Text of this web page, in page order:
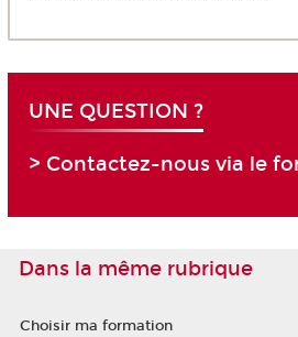
UNE QUESTION ?
> Contactez-nous via le
Dans la même rubrique
Choisir ma formation